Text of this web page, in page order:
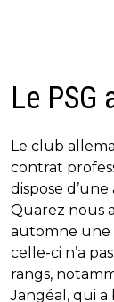
Le
Le club
contrat
dispose
Quarez nous
automne une
celle-ci n’a
rangs,
Jangéal, qui a